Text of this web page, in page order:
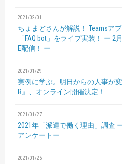
2021/02/01
ちょまどさんが解説！ Teamsア
「FAQ bot」をライブ実装！
ー 2
E配信！ ー
2021/01/29
実例に学ぶ。明日からの人事が変
R』、オンライン開催決定！
2021/01/27
2021年「派遣で働く理由」調査
アンケートー
2021/01/25